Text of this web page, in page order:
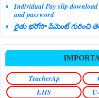
Individual Pay slip
and password
రైతు భరోసా పేమెంట్ గురించి
TeacherAp
EHS